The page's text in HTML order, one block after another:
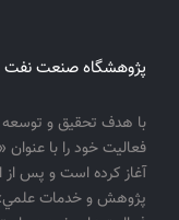
پژوهشگاه صنعت نفت
فعاليت خود را با
آغاز كرده است و پس از